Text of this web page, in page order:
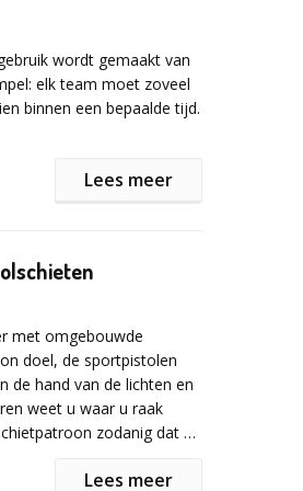
op in. Alle
verbonden aan een
Ze zijn winterproof.
wordt gemaakt van
elk team moet zoveel
binnen een bepaalde tijd.
is om zoveel mogelijk
de gestelde tijd. Elk
en fysieke
wil voltooien.
podium met Olympische
blijft nazinderen en
Lees meer
met omgebouwde
doel, de sportpistolen
de hand van de lichten en
weet u waar u raak
zodanig dat u
biatlon- enLees meer